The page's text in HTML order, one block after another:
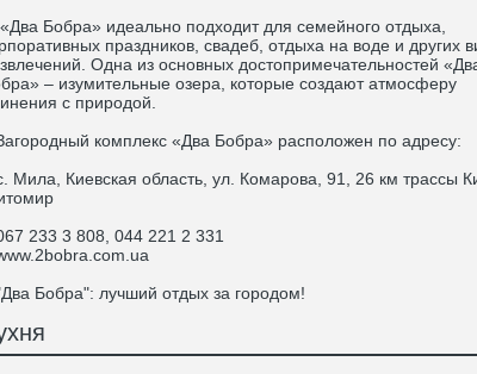
Бобра» идеально подходит для семейного отдыха,
праздников, свадеб, отдыха на воде и других
Одна из основных достопримечательностей
– изумительные озера, которые создают атмосферу
с природой.
комплекс «Два Бобра» расположен по адресу:
Киевская область, ул. Комарова, 91, 26 км трассы
233 3 808, 044 221 2 331
Бобра": лучший отдых за городом!